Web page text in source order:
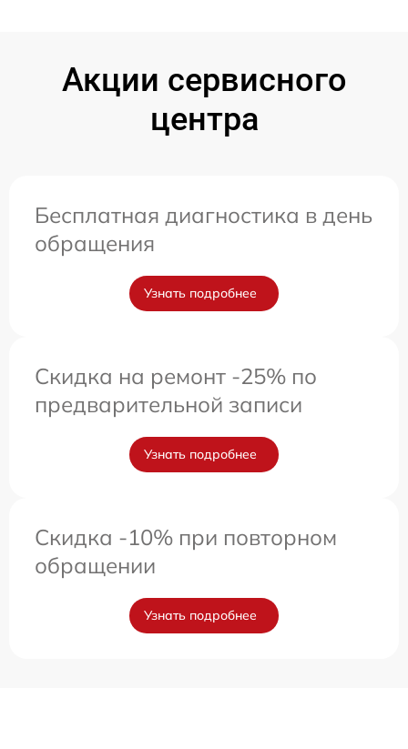
Акции сервисного
центра
Бесплатная диагностика в день
обращения
Узнать подробнее
Скидка на ремонт -25% по
предварительной записи
Узнать подробнее
Скидка -10% при повторном
обращении
Узнать подробнее